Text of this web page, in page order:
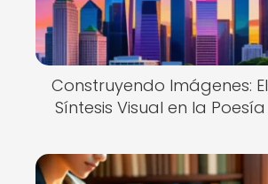
Construyendo Imágenes:
Síntesis Visual en la